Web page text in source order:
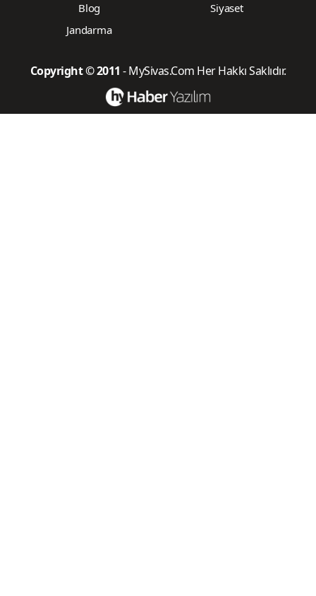
Blog
Siyaset
Jandarma
Copyright © 2011 - MySivas.Com Her Hakkı Saklıdır.